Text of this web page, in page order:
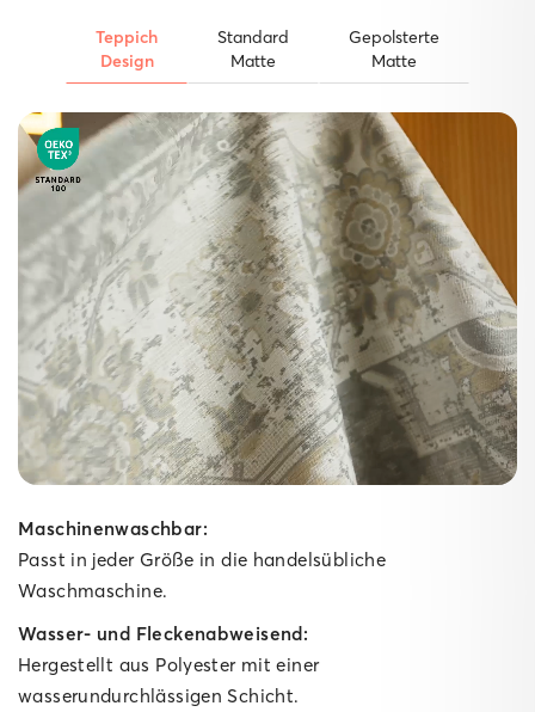
Der starke Untergrund.
Unsere Matten
Gepolsterte Matte
Ein weicher Schaumkern dämpft Schritte spürbar ab,
während die High‑Grip‑Technologie die
gepolsterte Matte fest am Boden verankert – ideal für
Spielzimmer, Wohn‑ und Schlafzimmer sowie lange
Küchen­läufer. Für kuscheligen Komfort im Innenbereich
bringt sie dabei ganze 10 mm Polsterung mit.
Teppich
Design
Standard
Matte
Gepolsterte
Matte
Maschinenwaschbar:
Passt in jeder Größe in die handelsübliche
Waschmaschine.
Wasser- und Fleckenabweisend:
Hergestellt aus Polyester mit einer
wasserundurchlässigen Schicht.